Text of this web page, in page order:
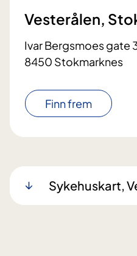
Vesterålen,
Ivar Bergsmoes gate
8450 Stokmarknes
Finn frem
Sykehuskart,